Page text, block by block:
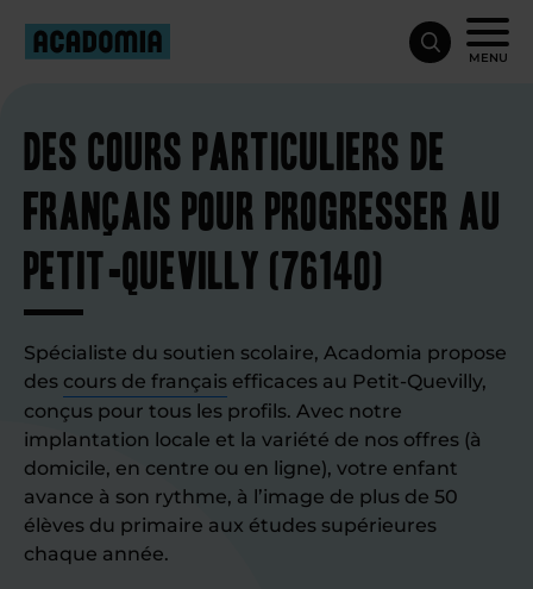
MENU
Des cours particuliers de
français pour progresser au
Petit-Quevilly (76140)
Spécialiste du soutien scolaire, Acadomia propose
des cours de français efficaces au Petit-Quevilly,
conçus pour tous les profils. Avec notre
implantation locale et la variété de nos offres (à
domicile, en centre ou en ligne), votre enfant
avance à son rythme, à l’image de plus de 50
élèves du primaire aux études supérieures
chaque année.